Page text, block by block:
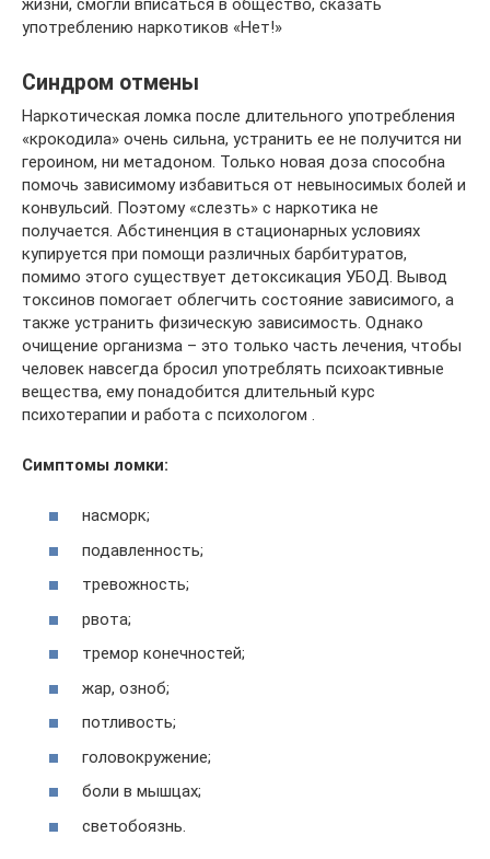
употреблению наркотиков «Нет!»
Синдром отмены
Наркотическая ломка после длительного употребления
«крокодила» очень сильна, устранить ее не получится ни
героином, ни метадоном. Только новая доза способна
помочь зависимому избавиться от невыносимых болей и
конвульсий. Поэтому «слезть» с наркотика не
получается. Абстиненция в стационарных условиях
купируется при помощи различных барбитуратов,
помимо этого существует детоксикация УБОД. Вывод
токсинов помогает облегчить состояние зависимого, а
также устранить физическую зависимость. Однако
очищение организма – это только часть лечения, чтобы
человек навсегда бросил употреблять психоактивные
вещества, ему понадобится длительный курс
психотерапии и работа с психологом .
Симптомы ломки:
насморк;
подавленность;
тревожность;
рвота;
тремор конечностей;
жар, озноб;
потливость;
головокружение;
боли в мышцах;
светобоязнь.